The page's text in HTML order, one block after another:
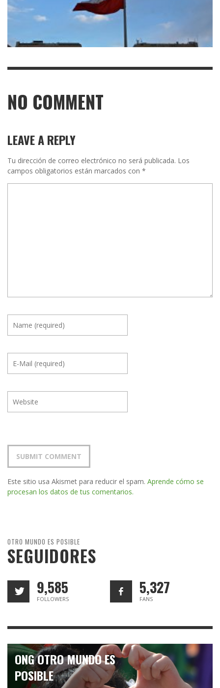
NO COMMENT
LEAVE A REPLY
Tu dirección de correo electrónico no será publicada. Los
campos obligatorios están marcados con *
Este sitio usa Akismet para reducir el spam. Aprende cómo se
procesan los datos de tus comentarios.
OTRO MUNDO ES POSIBLE
SEGUIDORES
9,585
FOLLOWERS
5,327
FANS
ONG OTRO MUNDO ES
POSIBLE